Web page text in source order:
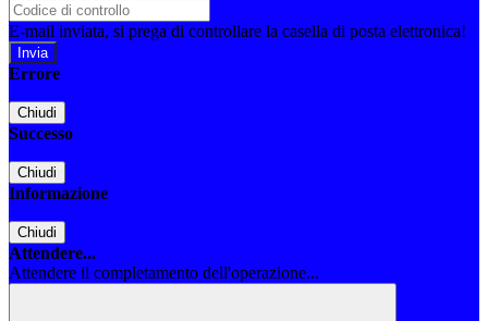
E-mail inviata, si prega di controllare la casella di posta elettronica!
Errore
Chiudi
Successo
Chiudi
Informazione
Chiudi
Attendere...
Attendere il completamento dell'operazione...